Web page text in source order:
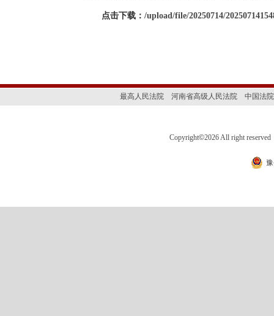
点击下载： /upload/file/20250714/
最高人民法院 河南省高级人民法院 中国法
Copyright©2026 All right